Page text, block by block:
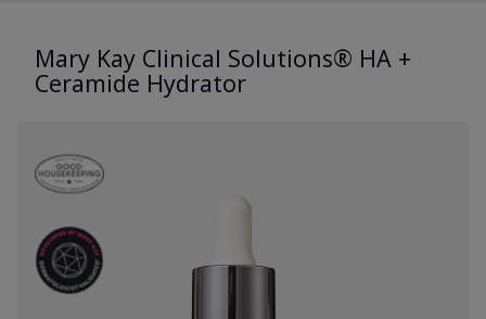
Mary Kay Clinical Solutions® HA +
Ceramide Hydrator